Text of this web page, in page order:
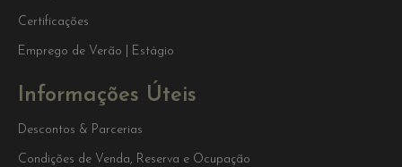
Certificações
Emprego de Verão | Estágio
Informações Úteis
Descontos & Parcerias
Condições de Venda, Reserva e Ocupação